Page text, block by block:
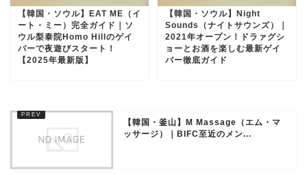
【韓国・ソウル】EAT ME（イ
ート・ミー）完全ガイド｜ソ
ウル梨泰院Homo Hillのゲイ
バーで夜遊びスタート！
【2025年最新版】
【韓国・ソウル】Night
Sounds（ナイトサウンズ）｜
2021年オープン！ドラァグシ
ョーとお酒を楽しむ最新ゲイ
バー徹底ガイド
【韓国・釜山】M Massage（エム・マ
ッサージ）｜BIFC至近のメン...